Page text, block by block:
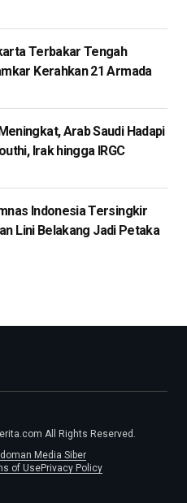
Terbakar Tengah
Kerahkan 21 Armada
Arab Saudi Hadapi
Irak hingga IRGC
Indonesia Tersingkir
Lini Belakang Jadi Petaka
All Rights Reserved.
Media Siber
of UsePrivacy Policy